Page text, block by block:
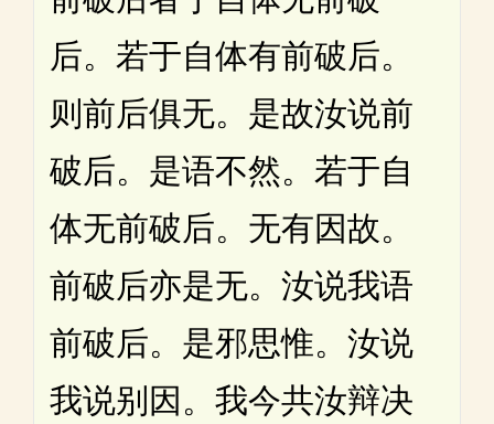
后。若于自体有前破后。
则前后俱无。是故汝说前
破后。是语不然。若于自
体无前破后。无有因故。
前破后亦是无。汝说我语
前破后。是邪思惟。汝说
我说别因。我今共汝辩决